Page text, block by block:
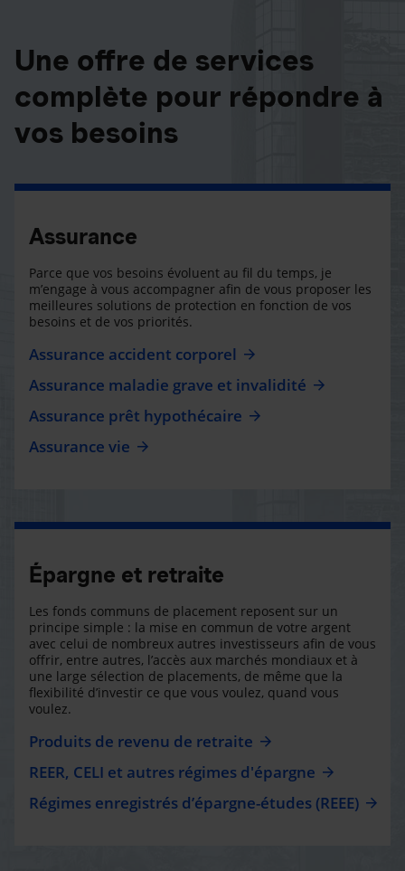
Une offre de services
complète pour répondre à
vos besoins
Assurance
Parce que vos besoins évoluent au fil du temps, je
m’engage à vous accompagner afin de vous proposer les
meilleures solutions de protection en fonction de vos
besoins et de vos priorités.
Assurance accident corporel
Assurance maladie grave et invalidité
Assurance prêt hypothécaire
Assurance vie
Épargne et retraite
Les fonds communs de placement reposent sur un
principe simple : la mise en commun de votre argent
avec celui de nombreux autres investisseurs afin de vous
offrir, entre autres, l’accès aux marchés mondiaux et à
une large sélection de placements, de même que la
flexibilité d’investir ce que vous voulez, quand vous
voulez.
Produits de revenu de retraite
REER, CELI et autres régimes d'épargne
Régimes enregistrés d’épargne-études (REEE)